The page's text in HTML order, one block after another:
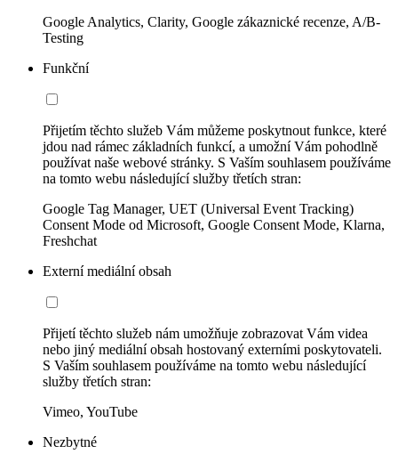
Google Analytics, Clarity, Google zákaznické recenze, A/B-
Testing
Funkční
Přijetím těchto služeb Vám můžeme poskytnout funkce, které
jdou nad rámec základních funkcí, a umožní Vám pohodlně
používat naše webové stránky. S Vaším souhlasem používáme
na tomto webu následující služby třetích stran:
Google Tag Manager, UET (Universal Event Tracking)
Consent Mode od Microsoft, Google Consent Mode, Klarna,
Freshchat
Externí mediální obsah
Přijetí těchto služeb nám umožňuje zobrazovat Vám videa
nebo jiný mediální obsah hostovaný externími poskytovateli.
S Vaším souhlasem používáme na tomto webu následující
služby třetích stran:
Vimeo, YouTube
Nezbytné